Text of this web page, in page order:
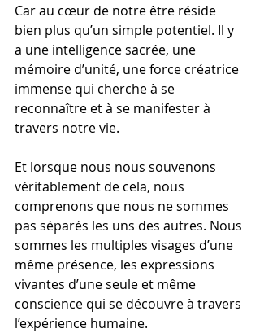
Car au cœur de notre être réside
bien plus qu’un simple potentiel. Il y
a une intelligence sacrée, une
mémoire d’unité, une force créatrice
immense qui cherche à se
reconnaître et à se manifester à
travers notre vie.
Et lorsque nous nous souvenons
véritablement de cela, nous
comprenons que nous ne sommes
pas séparés les uns des autres. Nous
sommes les multiples visages d’une
même présence, les expressions
vivantes d’une seule et même
conscience qui se découvre à travers
l’expérience humaine.